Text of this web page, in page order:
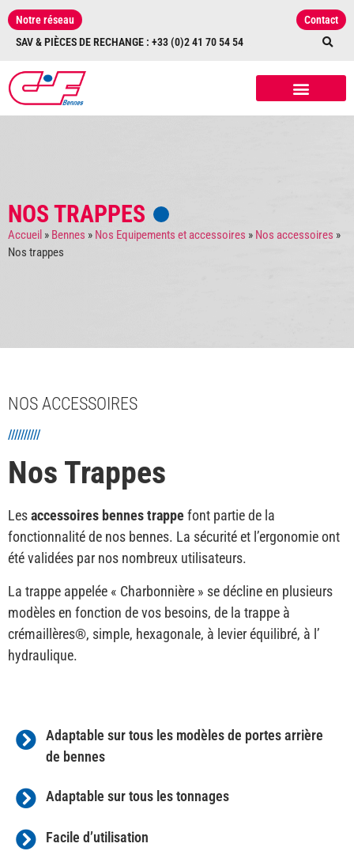
Notre réseau
Contact
SAV & PIÈCES DE RECHANGE : +33 (0)2 41 70 54 54
NOS TRAPPES
Accueil » Bennes » Nos Equipements et accessoires » Nos accessoires »
Nos trappes
NOS ACCESSOIRES
//////////
Nos Trappes
Lesaccessoires bennes trappe font partie de la
fonctionnalité de nos bennes. La sécurité et l’ergonomie ont
été validées par nos nombreux utilisateurs.
La trappe appelée « Charbonnière » se décline en plusieurs
modèles en fonction de vos besoins, de la trappe à
crémaillères®, simple, hexagonale, à levier équilibré, à l’
hydraulique.
Adaptable sur tous les modèles de portes arrière
de bennes
Adaptable sur tous les tonnages
Facile d’utilisation